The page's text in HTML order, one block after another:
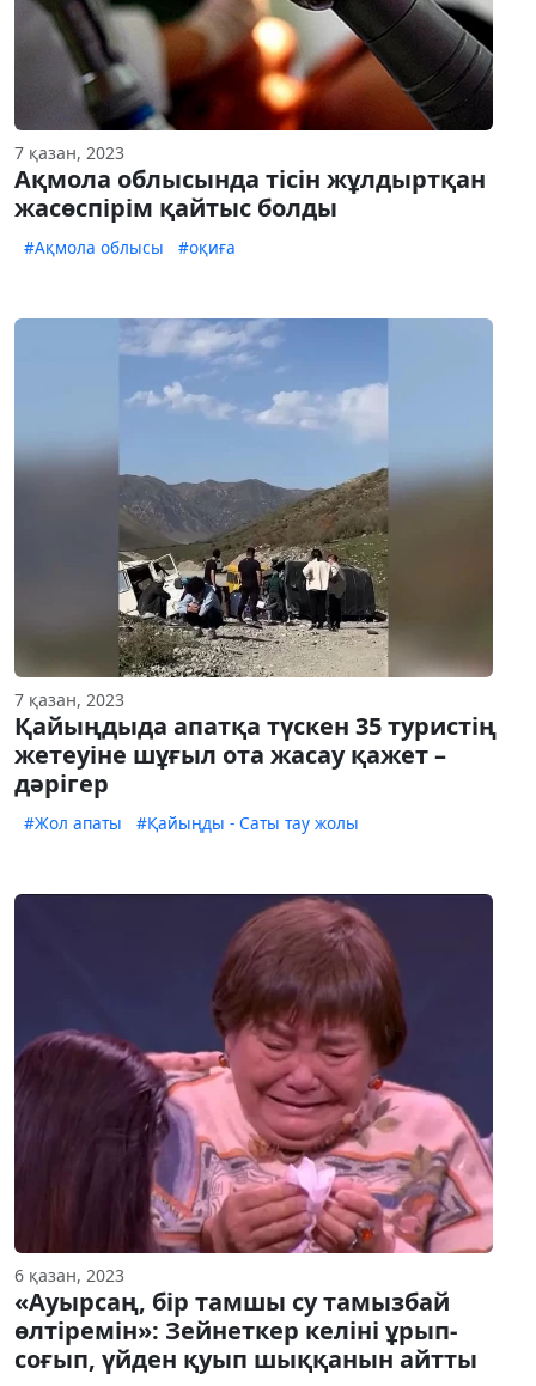
7 қазан, 2023
Ақмола облысында тісін жұлдыртқан
жасөспірім қайтыс болды
#Ақмола облысы #оқиға
7 қазан, 2023
Қайыңдыда апатқа түскен 35 туристің
жетеуіне шұғыл ота жасау қажет –
дәрігер
#Жол апаты #Қайыңды - Саты тау жолы
6 қазан, 2023
«Ауырсаң, бір тамшы су тамызбай
өлтіремін»: Зейнеткер келіні ұрып-
соғып, үйден қуып шыққанын айтты